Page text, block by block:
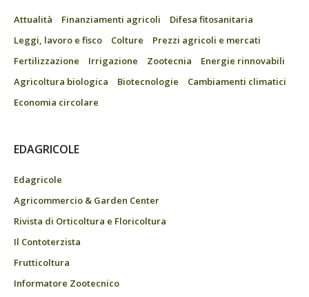
Attualità Finanziamenti agricoli
Difesa fitosanitaria
Leggi, lavoro e fisco
Colture
Prezzi agricoli e mercati
Fertilizzazione
Irrigazione Zootecnia
Energie rinnovabili
Agricoltura biologica
Biotecnologie
Cambiamenti climatici
Economia circolare
EDAGRICOLE
Edagricole
Agricommercio & Garden Center
Rivista di Orticoltura e Floricoltura
Il Contoterzista
Frutticoltura
Informatore Zootecnico